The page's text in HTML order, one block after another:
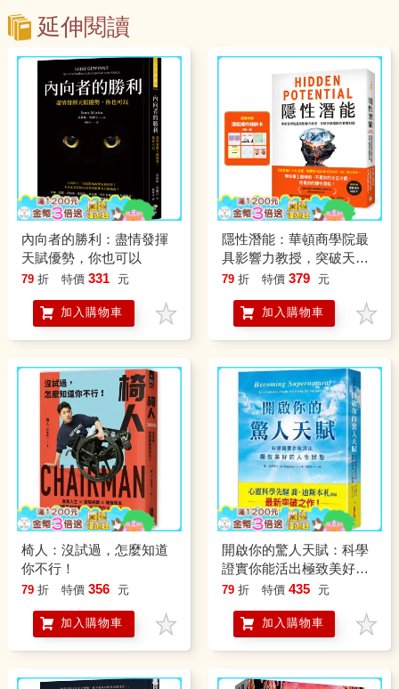
延伸閱讀
內向者的勝利：盡情發揮
天賦優勢，你也可以
79 折 特價 331 元
加入購物車
隱性潛能：華頓商學院最
具影響力教授，突破天賦
極限的實證科學【附潛能
79 折 特價 379 元
加入購物車
椅人：沒試過，怎麼知道
你不行！
79 折 特價 356 元
加入購物車
開啟你的驚人天賦：科學
證實你能活出極致美好的
人生狀態
79 折 特價 435 元
加入購物車